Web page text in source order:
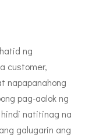
ng
customer,
napapanahong
pag-aalok ng
natitinag na
galugarin ang